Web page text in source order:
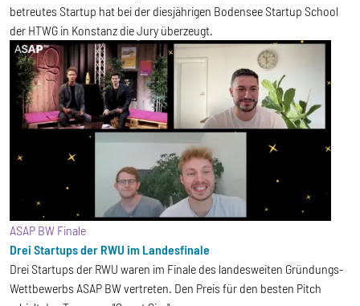
betreutes Startup hat bei der diesjährigen Bodensee Startup School
der HTWG in Konstanz die Jury überzeugt.
ASAP BW Finale
Drei Startups der RWU im Landesfinale
Drei Startups der RWU waren im Finale des landesweiten Gründungs-
Wettbewerbs ASAP BW vertreten. Den Preis für den besten Pitch